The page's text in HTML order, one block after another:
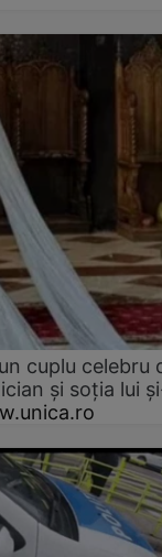
cuplu celebru
și soția lui